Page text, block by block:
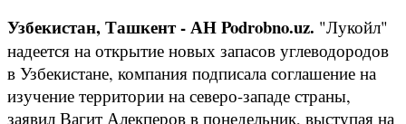
Узбекистан, Ташкент - АН Podrobno.uz. "Лукойл"
надеется на открытие новых запасов углеводородов
в Узбекистане, компания подписала соглашение на
изучение территории на северо-западе страны,
заявил Вагит Алекперов в понедельник, выступая на